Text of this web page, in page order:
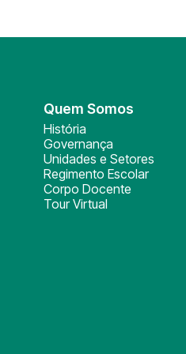
Quem Somos
História
Governança
Unidades e Setores
Regimento Escolar
Corpo Docente
Tour Virtual